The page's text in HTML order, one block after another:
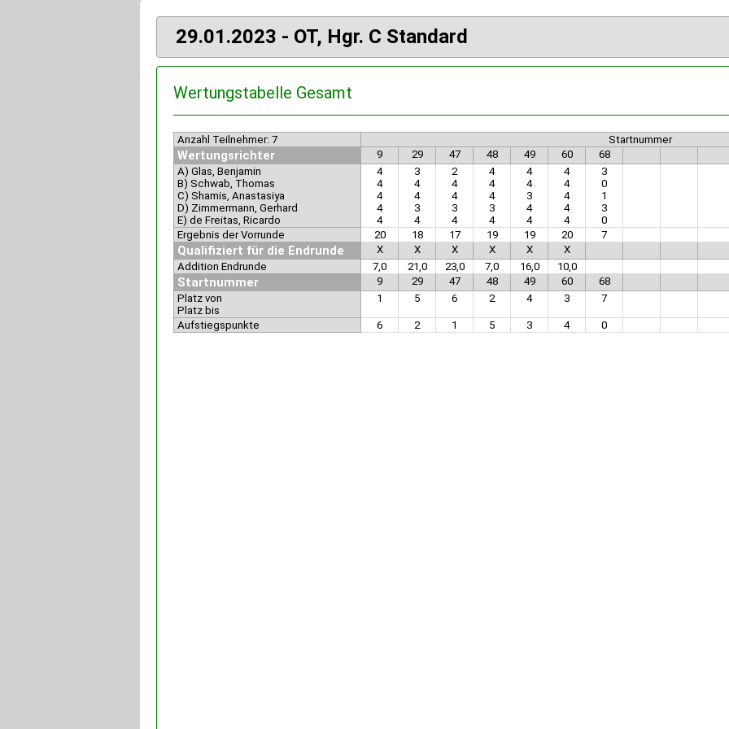
29.01.2023 - OT, Hgr. C Standard
Wertungstabelle Gesamt
Anzahl Teilnehmer: 7 Startnummer
Wertungsrichter 9 29 47 48 49 60
68
A) Glas, Benjamin
B) Schwab, Thomas
C) Shamis, Anastasiya
D) Zimmermann, Gerhard
E) de Freitas, Ricardo
4
4
4
4
4
3
4
4
3
4
2
4
4
3
4
4
4
4
3
4
4
4
3
4
4
4
4
4
4
4
3
0
1
3
0
Ergebnis der Vorrunde
20 18 17 19 19 20 7
Qualifiziert für die Endrunde X X X X X
X
Addition Endrunde
7,0 21,0 23,0 7,0 16,0 10,0
Startnummer 9 29 47 48 49 60
68
Platz von
Platz bis
1 5 6 2 4 3 7
Aufstiegspunkte 6 2 1 5 3 4 0